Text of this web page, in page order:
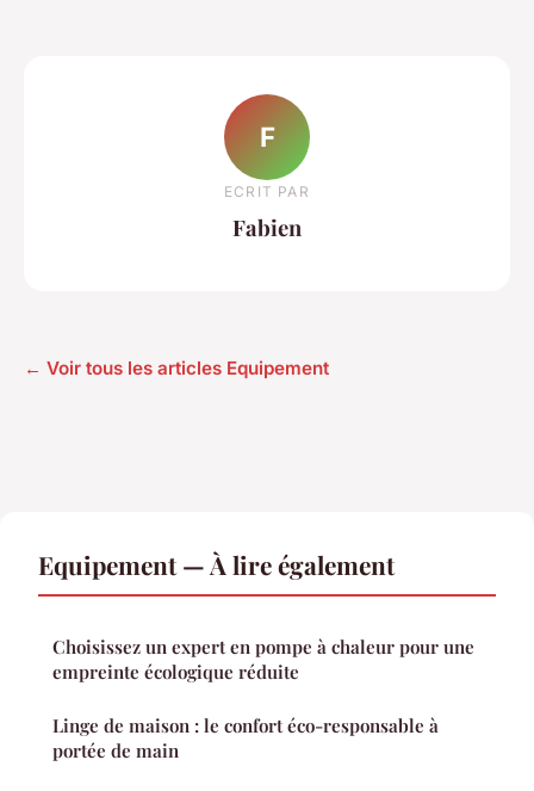
F
ECRIT PAR
Fabien
← Voir tous les articles Equipement
Equipement — À lire également
Choisissez un expert en pompe à chaleur pour une
empreinte écologique réduite
Linge de maison : le confort éco-responsable à
portée de main